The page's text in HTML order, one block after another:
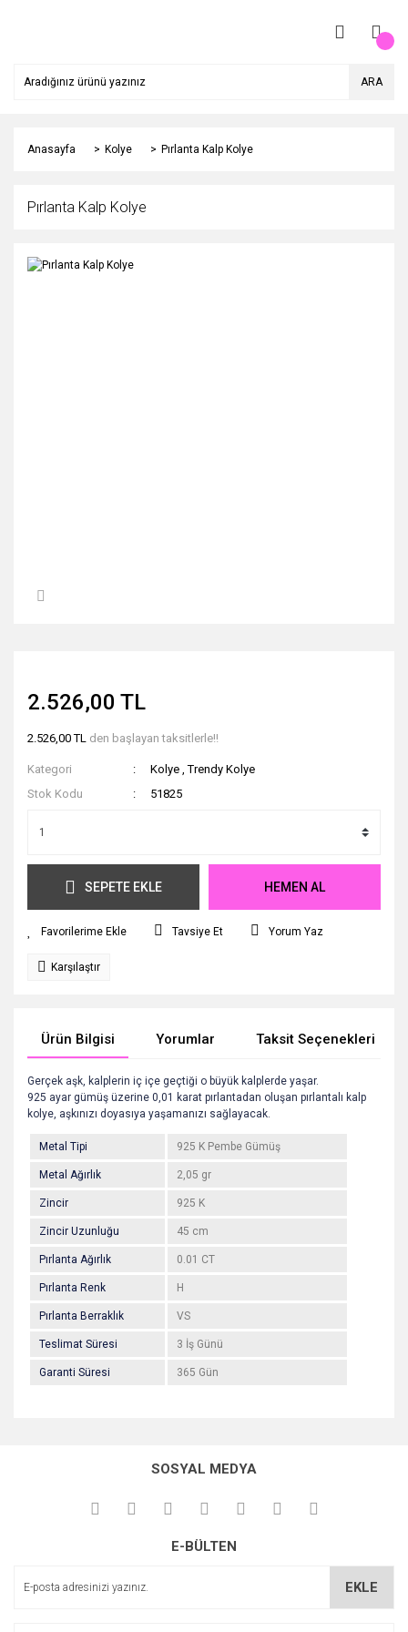
ARA
Anasayfa Kolye Pırlanta Kalp Kolye
Pırlanta Kalp Kolye
2.526,00 TL
2.526,00 TL den başlayan taksitlerle!!
Kategori Kolye ,Trendy Kolye
Stok Kodu
51825
SEPETE EKLE HEMEN AL
Tavsiye Et Yorum Yaz
Karşılaştır
Ürün Bilgisi Yorumlar Taksit Seçenekleri
Gerçek aşk, kalplerin iç içe geçtiği o büyük kalplerde yaşar.
925 ayar gümüş üzerine 0,01 karat pırlantadan oluşan pırlantalı kalp
kolye, aşkınızı doyasıya yaşamanızı sağlayacak.
Metal Tipi 925 K Pembe Gümüş
Metal Ağırlık 2,05 gr
Zincir 925 K
Zincir Uzunluğu 45 cm
Pırlanta Ağırlık 0.01 CT
Pırlanta Renk H
Pırlanta Berraklık VS
Teslimat Süresi 3 İş Günü
Garanti Süresi 365 Gün
kullanarak tarafımıza iletebilirsiniz.
Görüş ve önerileriniz için teşekkür ederiz.
Ürün açıklamasında eksik bilgiler bulunuyor.
SOSYAL MEDYA
E-BÜLTEN
EKLE